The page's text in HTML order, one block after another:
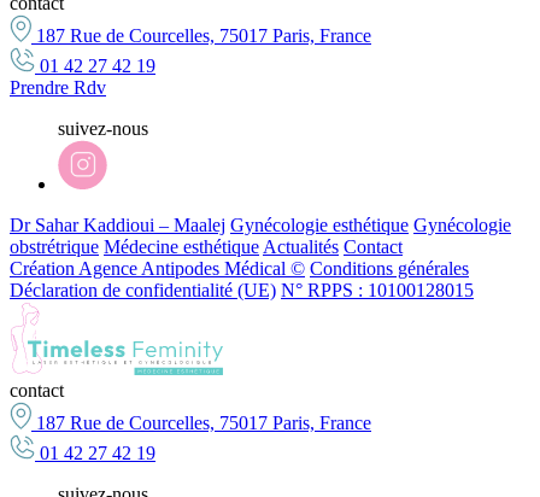
187 Rue de Courcelles, 75017 Paris, France
01 42 27 42 19
Prendre Rdv
suivez-nous
Dr Sahar Kaddioui – Maalej Gynécologie esthétique Gynécologie
obstrétrique Médecine esthétique Actualités Contact
Création Agence Antipodes Médical © Conditions générales
Déclaration de confidentialité (UE) N° RPPS : 10100128015
contact
187 Rue de Courcelles, 75017 Paris, France
01 42 27 42 19